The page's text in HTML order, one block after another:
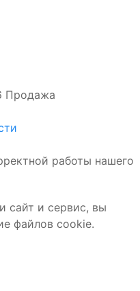
Продажа
работы нашего
сайт и сервис, вы
файлов cookie.